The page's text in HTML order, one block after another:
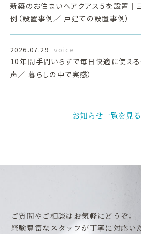
新築のお住まいへアクアス５を設置｜
例（設置事例／ 戸建ての設置事例）
2026.07.29 voice
10年間手間いらずで毎日快適に使え
声／ 暮らしの中で実感）
お知らせ一覧を見る
ご質問やご相談はお気軽にどうぞ。
経験豊富なスタッフが丁寧に対応い